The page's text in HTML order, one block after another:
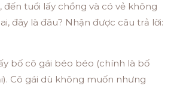
đến tuổi lấy chồng và có vẻ không
đây là đâu? Nhận được câu trả lời:
bố cô gái béo béo (chính là bố
Cô gái dù không muốn nhưng